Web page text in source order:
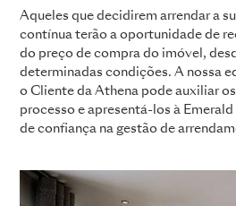
Aqueles que decidirem arrendar a
contínua terão a oportunidade de
do preço de compra do imóvel,
determinadas condições. A nossa
o Cliente da Athena pode auxiliar
processo e apresentá-los à
de confiança na gestão de